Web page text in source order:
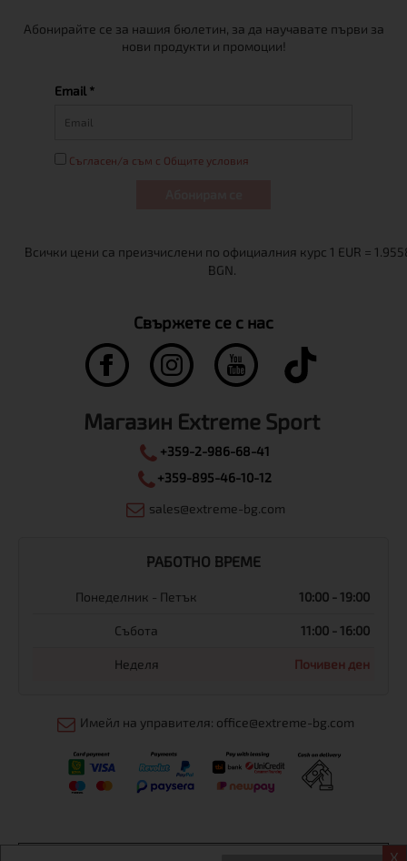
X
Абонирайте се за нашия бюлетин, за да научавате първи за
нови продукти и промоции!
Email *
Съгласен/а съм с Общите условия
Свържете се с нас
Магазин Extreme Sport
+359-2-986-68-41
+359-895-46-10-12
sales@extreme-bg.com
РАБОТНО ВРЕМЕ
Понеделник - Петък 10:00 - 19:00
Събота 11:00 - 16:00
Неделя Почивен ден
Имейл на управителя: office@extreme-bg.com